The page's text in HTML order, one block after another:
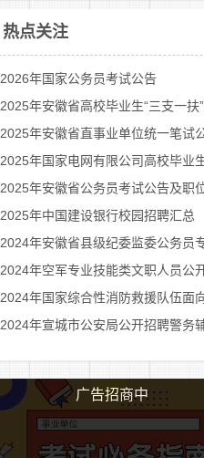
热点关注
2026年国家公务员考试公告
2025年安徽省高校毕业生“三支一扶”计划招募
2025年安徽省直事业单位统一笔试公开招聘工作人
2025年国家电网有限公司高校毕业生招聘公告(第二批
2025年安徽省公务员考试公告及职
2025年中国建设银行校园招聘汇总
2024年安徽省县级纪委监委公务员专项招考公告及职位
2024年空军专业技能类文职人员公开招考
2024年国家综合性消防救援队伍面向社会招录消防
2024年宣城市公安局公开招聘警务辅助人员
广告招商中